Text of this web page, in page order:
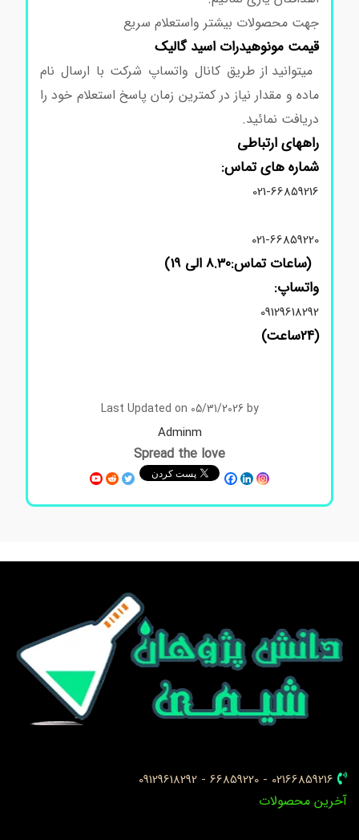
جهت محصولات بیشتر واستعلام سریع
قیمت مونوهیدرات اسید گالیک
میتوانید از طریق کانال واتساپ شرکت با ارسال نام
ماده و مقدار نیاز در کمترین زمان پاسخ استعلام خود را
دریافت نمائید.
راههای ارتباطی
شماره های تماس:
021-66859216
021-66859220
(ساعات تماس:8.30 الی 19)
واتساپ:
09129618292
Last Updated on 05/31/2026 by
Adminm
Spread the love
02166859216 - 66859220 - 09129618292
محصولات